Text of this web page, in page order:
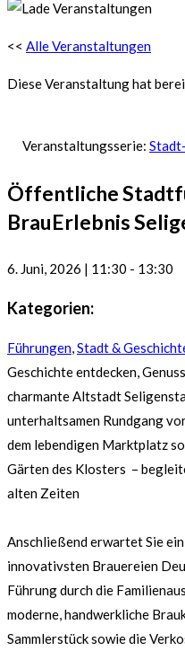
<< Alle Veranstaltungen
Diese Veranstaltung hat
Veranstaltungsserie:
Öffentliche
BrauErlebnis
6. Juni, 2026 | 11:30 - 13:30
Kategorien:
Führungen,Stadt &
Geschichte entdecken,
charmante Altstadt
unterhaltsamen Rundgang
dem lebendigen Marktplatz
Gärten des Klosters –
alten Zeiten
Anschließend erwartet Sie
innovativsten Brauereien
Führung durch die
moderne, handwerkliche
Sammlerstück sowie die